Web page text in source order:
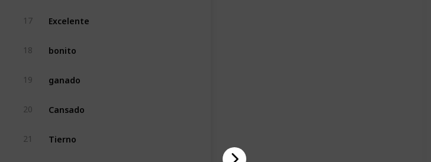
17 Excelente
18 bonito
19 ganado
20 Cansado
21 Tierno